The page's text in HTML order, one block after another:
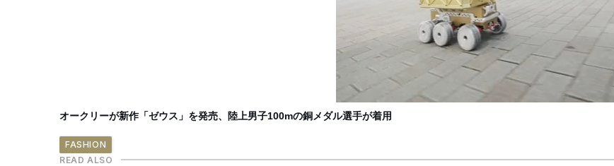
オークリーが新作「ゼウス」を発売、陸上男子100mの銅メダル選手が着用
FASHION
READ ALSO